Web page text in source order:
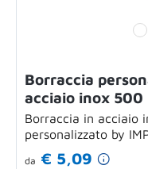
Borraccia
acciaio inox 500
Borraccia in acciaio
personalizzato by
da € 5,09